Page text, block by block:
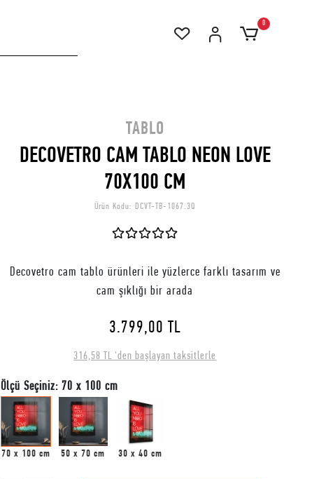
0
TABLO
DECOVETRO CAM TABLO NEON LOVE
70X100 CM
Ürün Kodu: DCVT-TB-1067.3Q
Decovetro cam tablo ürünleri ile yüzlerce farklı tasarım ve
cam şıklığı bir arada
3.799,00 TL
316,58 TL 'den başlayan taksitlerle
Ölçü Seçiniz: 70 x 100 cm
70 x 100 cm 50 x 70 cm 30 x 40 cm